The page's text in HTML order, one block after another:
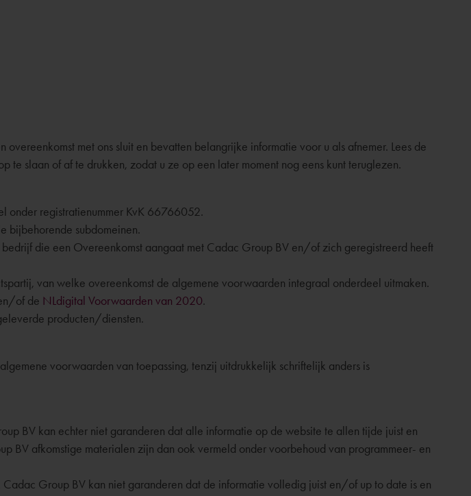
met ons sluit en bevatten belangrijke informatie voor u als afnemer. Lees de
slaan of af te drukken, zodat u ze op een later moment nog eens kunt teruglezen.
onder registratienummer KvK 66766052.
bijbehorende subdomeinen.
die een Overeenkomst aangaat met Cadac Group BV en/of zich geregistreerd heeft
van welke overeenkomst de algemene voorwaarden integraal onderdeel uitmaken.
of de NLdigital Voorwaarden van 2020.
producten/diensten.
voorwaarden van toepassing, tenzij uitdrukkelijk schriftelijk anders is
BV kan echter niet garanderen dat alle informatie op de website te allen tijde juist en
afkomstige materialen zijn dan ook vermeld onder voorbehoud van programmeer- en
Group BV kan niet garanderen dat de informatie volledig juist en/of up to date is en